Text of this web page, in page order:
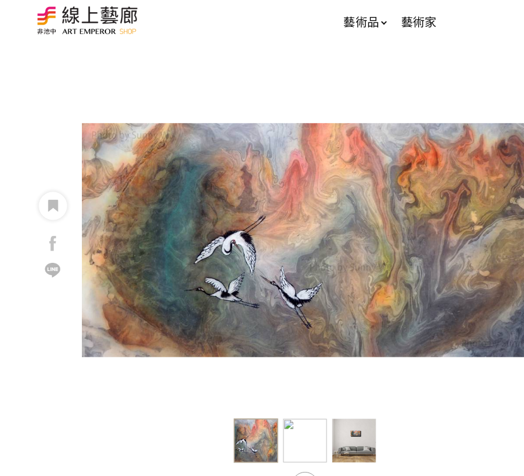
藝術品 藝術家